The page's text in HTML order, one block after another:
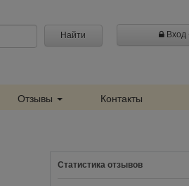
Найти Вход
Отзывы Контакты
Статистика отзывов